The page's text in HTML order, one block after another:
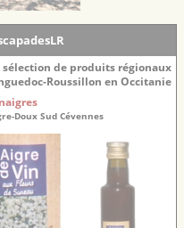
sélection de produits régionaux
Roussillon en Occitanie
Doux Sud Cévennes